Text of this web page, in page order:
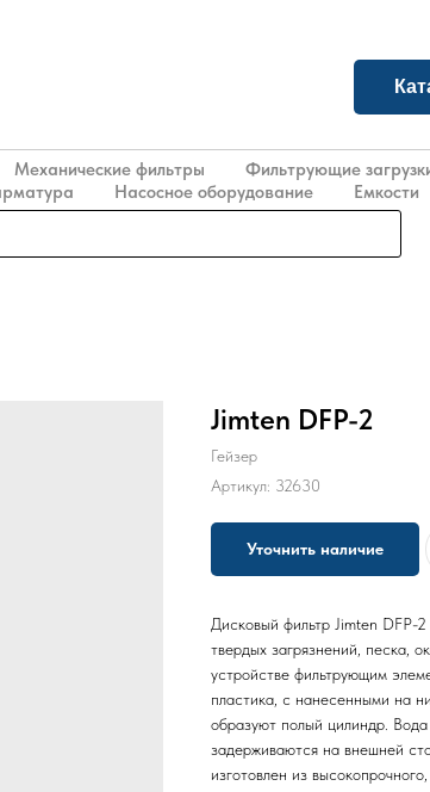
Механические фильтры Фильтрующие
Насосное оборудование Емкости
Jimten DFP-2
Гейзер
Артикул: 32630
Уточнить наличие
Дисковый фильтр Jimten DFP-
твердых загрязнений, песка,
устройстве фильтрующим
пластика, с нанесенными на
образуют полый цилиндр.
задерживаются на внешней
изготовлен из